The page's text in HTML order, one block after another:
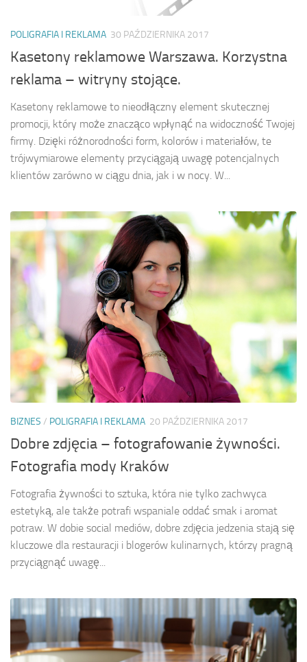
POLIGRAFIA I REKLAMA 30 PAŹDZIERNIKA 2017
Kasetony reklamowe Warszawa. Korzystna
reklama – witryny stojące.
Kasetony reklamowe to nieodłączny element skutecznej
promocji, który może znacząco wpłynąć na widoczność Twojej
firmy. Dzięki różnorodności form, kolorów i materiałów, te
trójwymiarowe elementy przyciągają uwagę potencjalnych
klientów zarówno w ciągu dnia, jak i w nocy. W...
BIZNES / POLIGRAFIA I REKLAMA 20 PAŹDZIERNIKA 2017
Dobre zdjęcia – fotografowanie żywności.
Fotografia mody Kraków
Fotografia żywności to sztuka, która nie tylko zachwyca
estetyką, ale także potrafi wspaniale oddać smak i aromat
potraw. W dobie social mediów, dobre zdjęcia jedzenia stają się
kluczowe dla restauracji i blogerów kulinarnych, którzy pragną
przyciągnąć uwagę...